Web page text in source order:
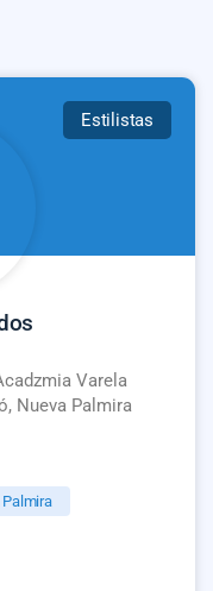
Estilistas
Varela
Nueva Palmira
Palmira